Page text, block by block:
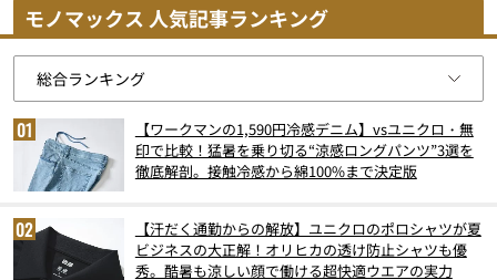
モノマックス 人気記事ランキング
【ワークマンの1,590円冷感デニム】vsユニクロ・無
印で比較！猛暑を乗り切る“涼感ロングパンツ”3選を
徹底解剖。接触冷感から綿100%まで決定版
【汗だく通勤からの解放】ユニクロのポロシャツが夏
ビジネスの大正解！オリヒカの透け防止シャツも優
秀。酷暑も涼しい顔で働ける超快適ウエアの実力